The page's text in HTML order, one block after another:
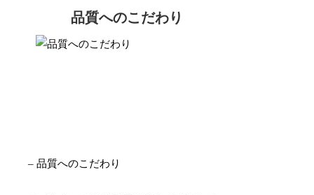
品質へのこだわり
– 品質へのこだわり